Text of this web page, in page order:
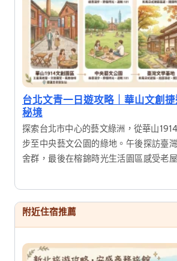
台北文青一日遊攻略｜華山文創
秘境
探索台北市中心的藝文綠洲，從華山
步至中央藝文公園的綠地。午後探訪臺
舍群，最後在榕錦時光生活園區感受老
愛攝影與慢活氛圍的旅人。
附近住宿推薦